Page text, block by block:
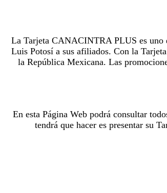
La Tarjeta CANACINTRA PLUS es uno
Luis Potosí a sus afiliados. Con la
la República Mexicana. Las
En esta Página Web podrá consultar
tendrá que hacer es presentar su